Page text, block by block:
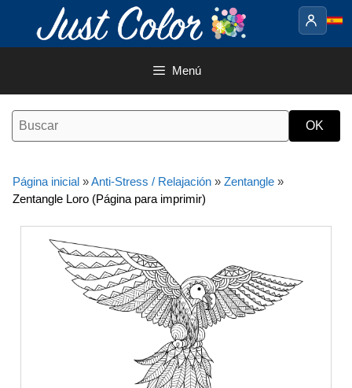
contenido
Menú
Página inicial »Anti-Stress / Relajación » Zentangle »
Zentangle Loro (Página para imprimir)